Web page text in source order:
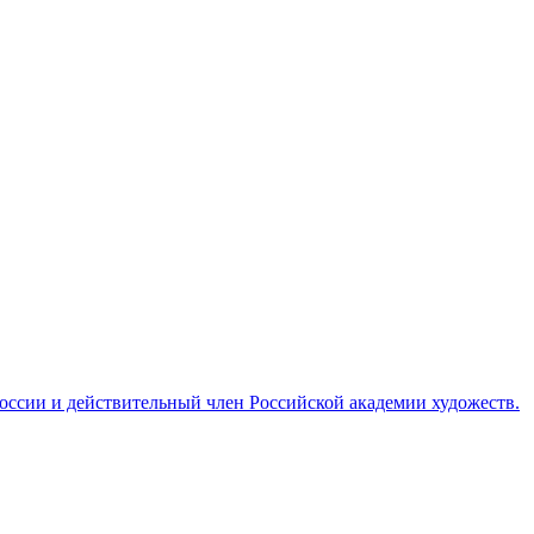
и действительный член Российской академии художеств.